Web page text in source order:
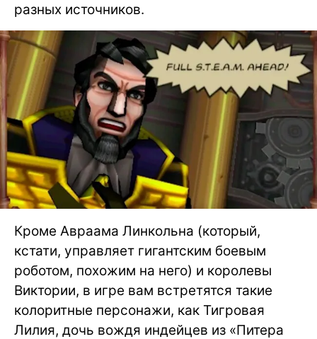
разных источников.
Кроме Авраама Линкольна (который,
кстати, управляет гигантским боевым
роботом, похожим на него) и королевы
Виктории, в игре вам встретятся такие
колоритные персонажи, как Тигровая
Лилия, дочь вождя индейцев из «Питера